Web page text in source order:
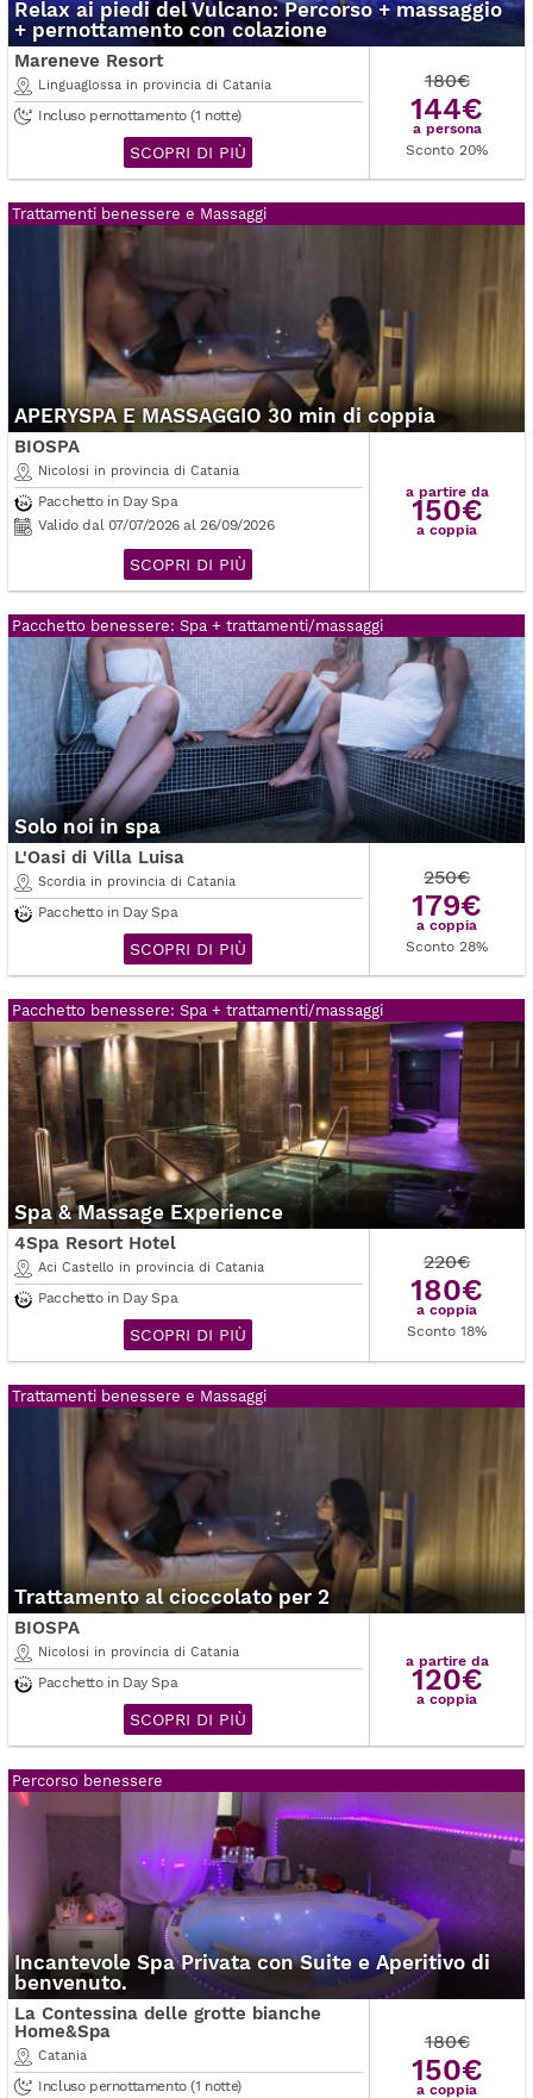
Relax ai piedi del Vulcano: Percorso + massaggio
+ pernottamento con colazione
Mareneve Resort
Linguaglossa in provincia di Catania
Incluso pernottamento (1 notte)
SCOPRI DI PIÙ
180€
144€
a persona
Sconto 20%
Trattamenti benessere e Massaggi
APERYSPA E MASSAGGIO 30 min di coppia
BIOSPA
Nicolosi in provincia di Catania
Pacchetto in Day Spa
Valido dal 07/07/2026 al 26/09/2026
SCOPRI DI PIÙ
a partire da
150€
a coppia
Pacchetto benessere: Spa + trattamenti/massaggi
Solo noi in spa
L'Oasi di Villa Luisa
Scordia in provincia di Catania
Pacchetto in Day Spa
SCOPRI DI PIÙ
250€
179€
a coppia
Sconto 28%
Pacchetto benessere: Spa + trattamenti/massaggi
Spa & Massage Experience
4Spa Resort Hotel
Aci Castello in provincia di Catania
Pacchetto in Day Spa
SCOPRI DI PIÙ
220€
180€
a coppia
Sconto 18%
Trattamenti benessere e Massaggi
Trattamento al cioccolato per 2
BIOSPA
Nicolosi in provincia di Catania
Pacchetto in Day Spa
SCOPRI DI PIÙ
a partire da
120€
a coppia
Percorso benessere
Incantevole Spa Privata con Suite e Aperitivo di
benvenuto.
La Contessina delle grotte bianche
Home&Spa
Catania
Incluso pernottamento (1 notte)
180€
150€
a coppia